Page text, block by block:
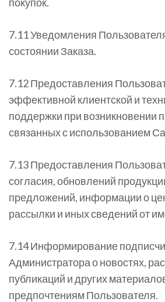
7.11 Уведомления
состоянии Заказа.
7.12 Предоставления
эффективной клиентской и
поддержки при возникновении
связанных с использованием
7.13 Предоставления
согласия, обновлений
предложений, информации о
рассылки и иных сведений от
7.14 Информирование
Администратора о новостях,
публикаций и других
предпочтениям Пользователя.